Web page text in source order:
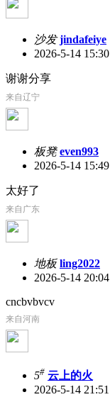
沙发 jindafeiye
2026-5-14 15:30
谢谢分享
来自辽宁
板凳 even993
2026-5-14 15:49
太好了
来自广东
地板 ling2022
2026-5-14 20:04
cncbvbvcv
来自河南
5# 云上的火
2026-5-14 21:51